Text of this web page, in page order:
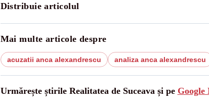
Distribuie articolul
Mai multe articole despre
acuzatii anca alexandrescu analiza anca alexandrescu
Urmărește știrile Realitatea de Suceava și pe Google